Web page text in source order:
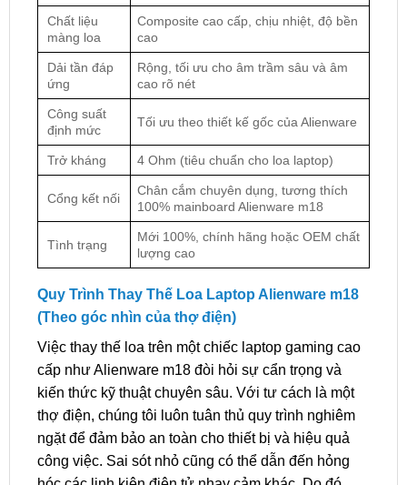
Chất liệu
màng loa
Composite cao cấp, chịu nhiệt, độ bền
cao
Dải tần đáp
ứng
Rộng, tối ưu cho âm trầm sâu và âm
cao rõ nét
Công suất
định mức
Tối ưu theo thiết kế gốc của Alienware
Trở kháng 4 Ohm (tiêu chuẩn cho loa laptop)
Cổng kết nối
Chân cắm chuyên dụng, tương thích
100% mainboard Alienware m18
Tình trạng
Mới 100%, chính hãng hoặc OEM chất
lượng cao
Quy Trình Thay Thế Loa Laptop Alienware m18
(Theo góc nhìn của thợ điện)
Việc thay thế loa trên một chiếc laptop gaming cao
cấp như Alienware m18 đòi hỏi sự cẩn trọng và
kiến thức kỹ thuật chuyên sâu. Với tư cách là một
thợ điện, chúng tôi luôn tuân thủ quy trình nghiêm
ngặt để đảm bảo an toàn cho thiết bị và hiệu quả
công việc. Sai sót nhỏ cũng có thể dẫn đến hỏng